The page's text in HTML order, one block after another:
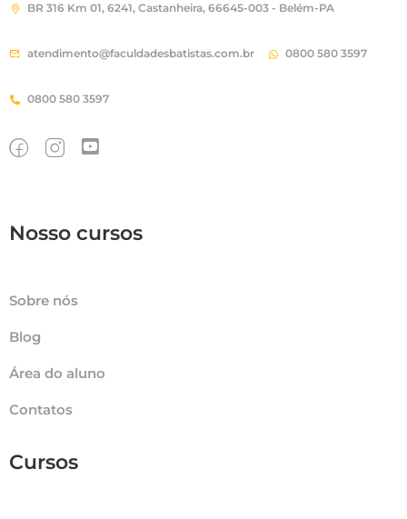
BR 316 Km 01, 6241, Castanheira, 66645-003 - Belém-PA
atendimento@faculdadesbatistas.com.br 0800 580 3597
0800 580 3597
Nosso cursos
Sobre nós
Blog
Área do aluno
Contatos
Cursos